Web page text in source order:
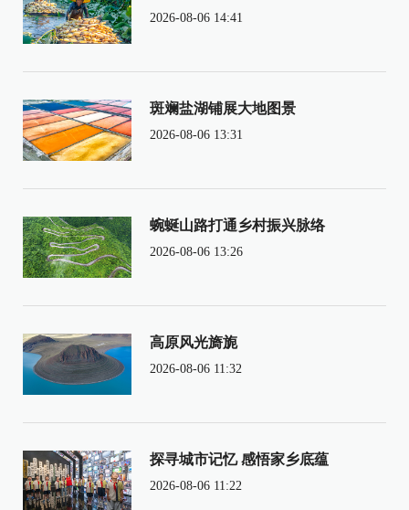
2026-08-06 14:41
斑斓盐湖铺展大地图景
2026-08-06 13:31
蜿蜒山路打通乡村振兴脉络
2026-08-06 13:26
高原风光旖旎
2026-08-06 11:32
探寻城市记忆 感悟家乡底蕴
2026-08-06 11:22